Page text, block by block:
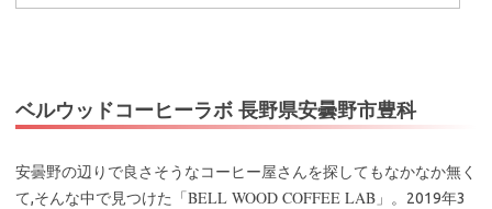
ベルウッドコーヒーラボ 長野県安曇野市豊科
安曇野の辺りで良さそうなコーヒー屋さんを探してもなかなか無く
て,そんな中で見つけた「BELL WOOD COFFEE LAB 」。2019年3